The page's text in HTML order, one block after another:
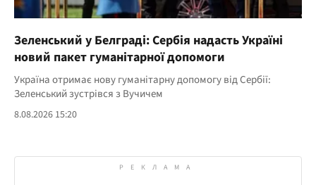
Зеленський у Белграді: Сербія надасть Україні
новий пакет гуманітарної допомоги
Україна отримає нову гуманітарну допомогу від Сербії:
Зеленський зустрівся з Вучичем
8.08.2026 15:20